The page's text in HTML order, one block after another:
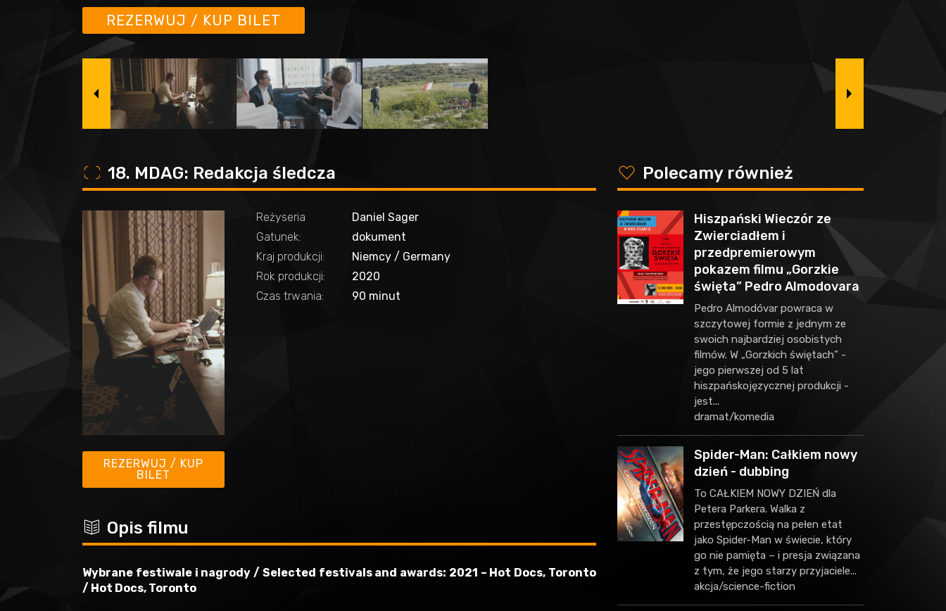
REZERWUJ / KUP BILET
o 18. MDAG: Redakcja śledcza
REZERWUJ / KUP
BILET
Reżyseria
Daniel Sager
Gatunek:
dokument
Kraj produkcji:
Niemcy / Germany
Rok produkcji:
2020
Czas trwania:
90 minut
c Opis filmu
Wybrane festiwale i nagrody / Selected festivals and awards: 2021 – Hot Docs, Toronto
/ Hot Docs, Toronto
y Polecamy również
Hiszpański Wieczór ze
Zwierciadłem i
przedpremierowym
pokazem filmu „Gorzkie
święta” Pedro Almodovara
Pedro Almodóvar powraca w
szczytowej formie z jednym ze
swoich najbardziej osobistych
filmów. W „Gorzkich świętach” -
jego pierwszej od 5 lat
hiszpańskojęzycznej produkcji -
jest...
dramat/komedia
Spider-Man: Całkiem nowy
dzień - dubbing
To CAŁKIEM NOWY DZIEŃ dla
Petera Parkera. Walka z
przestępczością na pełen etat
jako Spider-Man w świecie, który
go nie pamięta – i presja związana
z tym, że jego starzy przyjaciele...
akcja/science-fiction